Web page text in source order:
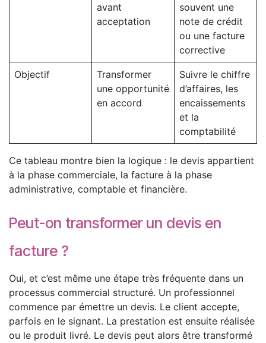
avant
acceptation
souvent une
note de crédit
ou une facture
corrective
Objectif
Transformer
une opportunité
en accord
Suivre le chiffre
d’affaires, les
encaissements
et la
comptabilité
Ce tableau montre bien la logique : le devis appartient
à la phase commerciale, la facture à la phase
administrative, comptable et financière.
Peut-on transformer un devis en
facture ?
Oui, et c’est même une étape très fréquente dans un
processus commercial structuré. Un professionnel
commence par émettre un devis. Le client accepte,
parfois en le signant. La prestation est ensuite réalisée
ou le produit livré. Le devis peut alors être transformé